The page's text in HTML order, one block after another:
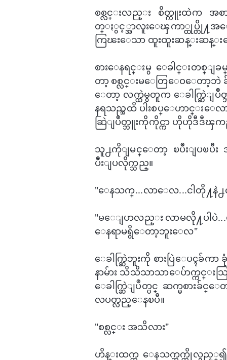
စစ္လင္းလည္း စိတ္ကူးထဲက အစာ
တ္ႏွင့္အာလူး​ေၾကာ္ထုပ္တို႔
ကြၽး​ေသာ ထူးထူးဆန္းဆန္း​ေခ
စား​ေနရင္းမွ ​ေခါင္းတစ္ျ
တာ့ စစ္လင္းမ​ေတြ​ေဝ​ေတာ့ဘဲ
ေတာ့ လက္ထဲမွတူက ​ေခါက္ဆြဲျပဳတ္ဘူ
နရသည္အထိ ပါးစပ္ေဟာင္း​ေလ
ဆြဲျပဳတ္ဘူးကိုကိုင္ကာ ​ဟိုဟိုဒီ
သူ႕ကိုျမင္​ေတာ့ ၿပဳံးျပၿပီး
ပဳံးျပလိုက္သည္။
"​ေနသက္...လာ​ေလ...ငါတို႔နဲ႕လ
"မ​ေျပာလည္း လာမလို႔ပါပဲ...
​ေနရာမရွိ​ေတာ့ဘူး​ေလ"
ေခါက္ဆြဲဘူးကို စားပြဲ​ေပၚခ်
နာမ်ား သိသိသာသာ​ေပ်ာက္ကင္း
ေခါက္ဆြဲျပဳတ္ပင္ ဆက္မစားခ်င္​​
လပတ္လည္​ေနၿပီ။
"စစ္လင္း အသိလား"
ဟိန္းထက္က ​ေနသက္ဘက္ကိုလွည့္၍